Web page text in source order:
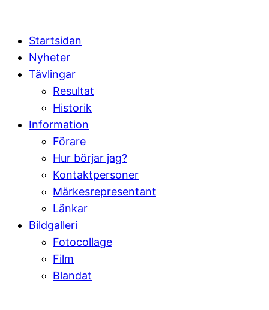
Startsidan
Nyheter
Tävlingar
Resultat
Historik
Information
Förare
Hur börjar jag?
Kontaktpersoner
Märkesrepresentant
Länkar
Bildgalleri
Fotocollage
Film
Blandat